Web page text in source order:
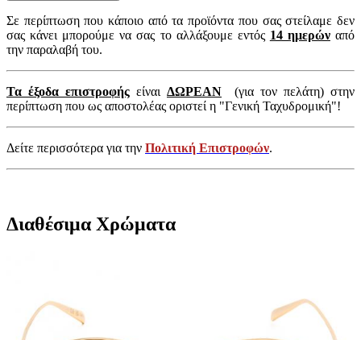
Σε περίπτωση που κάποιο από τα προϊόντα που σας στείλαμε δεν
σας κάνει μπορούμε να σας το αλλάξουμε εντός 14 ημερώναπό
την παραλαβή του.
Τα έξοδα επιστροφής είναι ΔΩΡΕΑΝ (για τον πελάτη) στην
περίπτωση που ως αποστολέας οριστεί η "Γενική Ταχυδρομική"!
Δείτε περισσότερα για την Πολιτική Επιστροφών.
Διαθέσιμα Χρώματα